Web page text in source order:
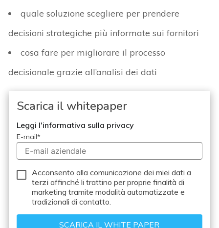
quale soluzione scegliere per prendere
decisioni strategiche più informate sui fornitori
cosa fare per migliorare il processo
decisionale grazie all’analisi dei dati
Scarica il whitepaper
Leggi l'informativa sulla privacy
E-mail*
Acconsento alla comunicazione dei miei dati a
terzi affinché li trattino per proprie finalità di
marketing tramite modalità automatizzate e
tradizionali di contatto.